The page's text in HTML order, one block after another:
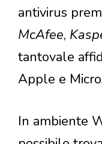
antivirus
McAfee,
tantovale
Apple e
In ambiente